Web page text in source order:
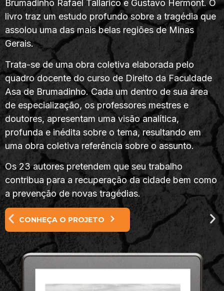
formato impresso. A partir do segundo semestre de
2019, passou a ser publicada em formato
eletrônico.
CONHEÇA O PROJETO